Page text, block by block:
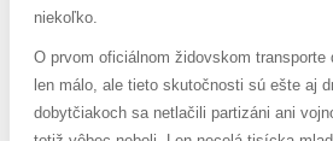
niekoľko.
O prvom oficiálnom židovskom
len málo, ale tieto skutočnosti sú ešte aj
dobytčiakoch sa netlačili partizáni ani